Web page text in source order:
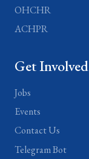
OHCHR
ACHPR
Get Involved
Jobs
Events
Contact Us
Telegram Bot